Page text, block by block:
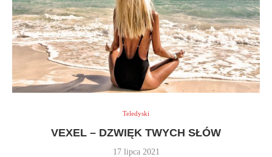
Teledyski
VEXEL – DZWIĘK TWYCH SŁÓW
17 lipca 2021